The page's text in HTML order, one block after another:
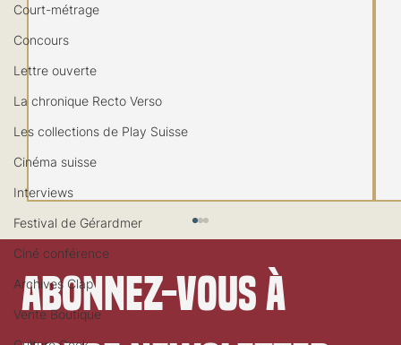
Court-métrage
Concours
Lettre ouverte
La chronique Recto Verso
Les collections de Play Suisse
Cinéma suisse
Interviews
Festival de Gérardmer
Ciné conférence
Archives Clap
Vente Boutique
Abonnez-vous à